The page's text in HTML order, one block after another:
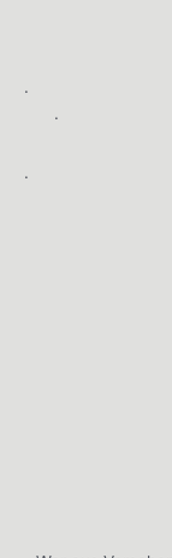
.
.
.